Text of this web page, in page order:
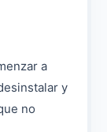
a
y
no